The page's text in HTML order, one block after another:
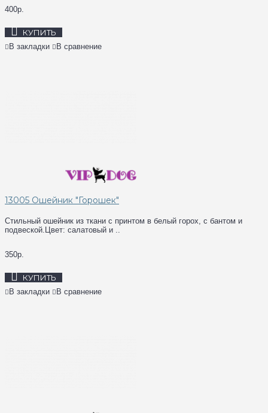
400р.
КУПИТЬ
В закладки В сравнение
13005 Ошейник "Горошек"
Стильный ошейник из ткани с принтом в белый горох, с бантом и
подвеской.Цвет: салатовый и ..
350р.
КУПИТЬ
В закладки В сравнение